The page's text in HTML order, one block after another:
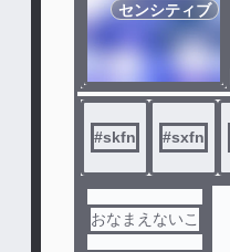
センシティブ
#skfn #sxfn
おなまえないこ